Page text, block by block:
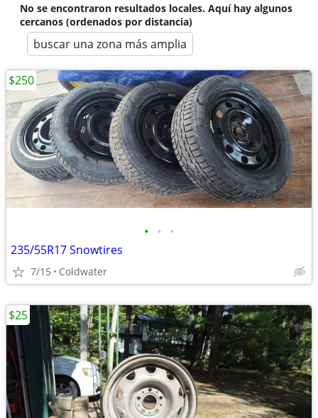
No se encontraron resultados locales. Aquí hay algunos
cercanos (ordenados por distancia)
buscar una zona más amplia
• • •
235/55R17 Snowtires
7/15 Coldwater
$250
$25